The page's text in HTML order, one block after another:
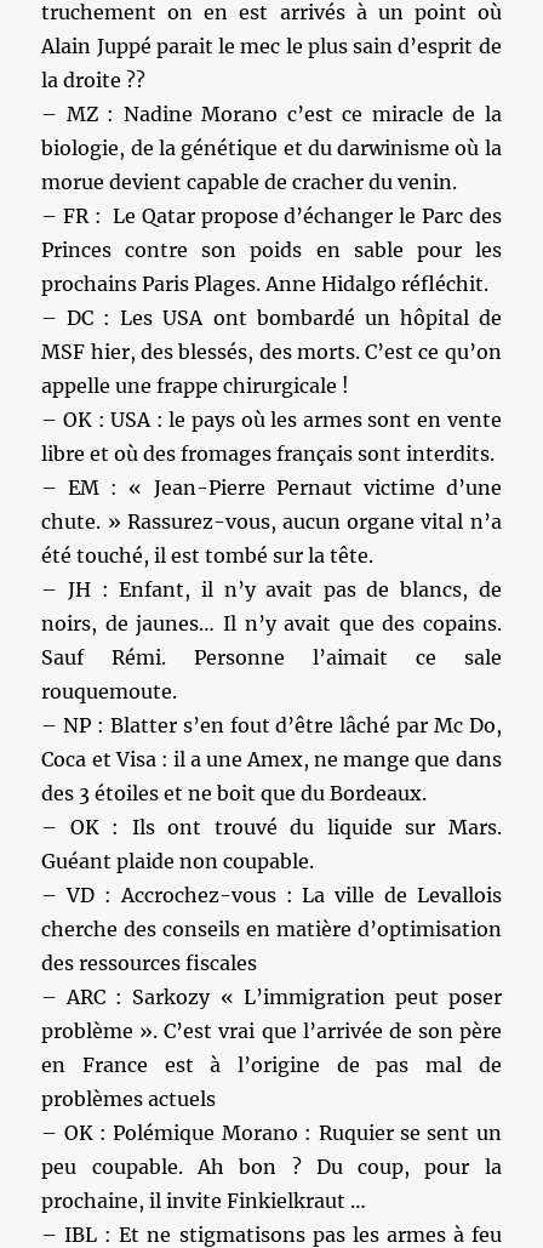
truchement on en est arrivés à un point où
Alain Juppé parait le mec le plus sain d’esprit de
la droite ??
– MZ : Nadine Morano c’est ce miracle de la
biologie, de la génétique et du darwinisme où la
morue devient capable de cracher du venin.
– FR : Le Qatar propose d’échanger le Parc des
Princes contre son poids en sable pour les
prochains Paris Plages. Anne Hidalgo réfléchit.
– DC : Les USA ont bombardé un hôpital de
MSF hier, des blessés, des morts. C’est ce qu’on
appelle une frappe chirurgicale !
– OK : USA : le pays où les armes sont en vente
libre et où des fromages français sont interdits.
– EM : « Jean-Pierre Pernaut victime d’une
chute. » Rassurez-vous, aucun organe vital n’a
été touché, il est tombé sur la tête.
– JH : Enfant, il n’y avait pas de blancs, de
noirs, de jaunes… Il n’y avait que des copains.
Sauf Rémi. Personne l’aimait ce sale
rouquemoute.
– NP : Blatter s’en fout d’être lâché par Mc Do,
Coca et Visa : il a une Amex, ne mange que dans
des 3 étoiles et ne boit que du Bordeaux.
– OK : Ils ont trouvé du liquide sur Mars.
Guéant plaide non coupable.
– VD : Accrochez-vous : La ville de Levallois
cherche des conseils en matière d’optimisation
des ressources fiscales
– ARC : Sarkozy « L’immigration peut poser
problème ». C’est vrai que l’arrivée de son père
en France est à l’origine de pas mal de
problèmes actuels
– OK : Polémique Morano : Ruquier se sent un
peu coupable. Ah bon ? Du coup, pour la
prochaine, il invite Finkielkraut …
– IBL : Et ne stigmatisons pas les armes à feu